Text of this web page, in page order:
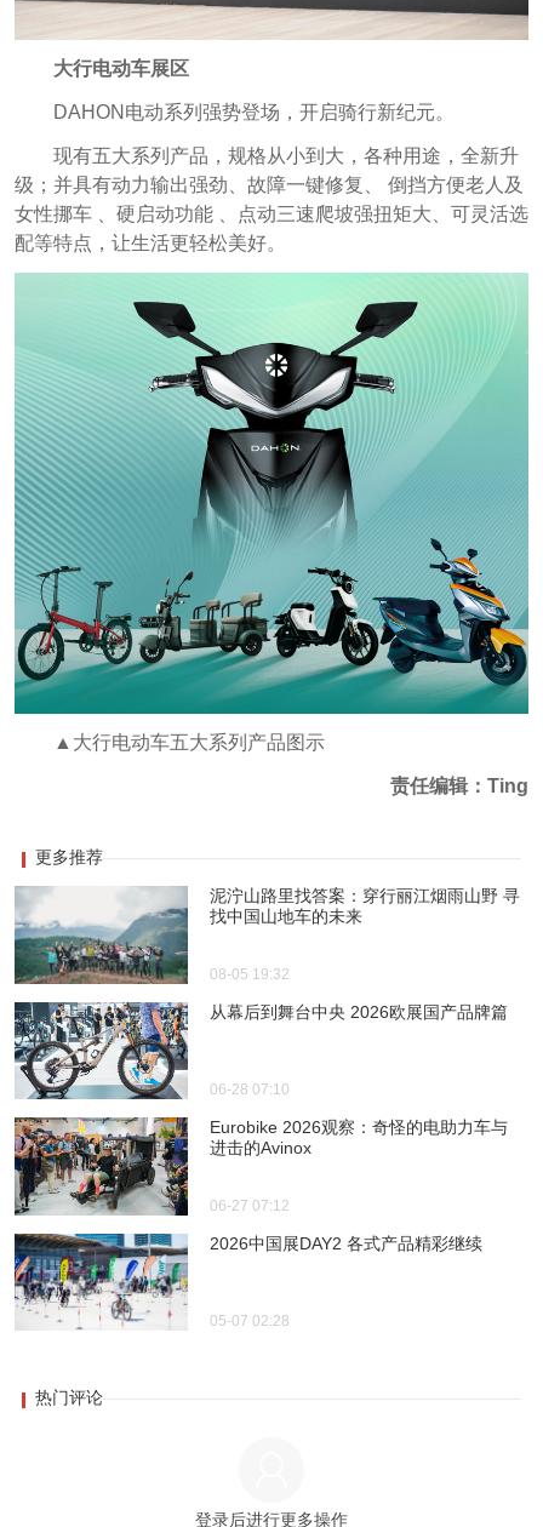
大行电动车展区
DAHON电动系列强势登场，开启骑行新纪元。
现有五大系列产品，规格从小到大，各种用途，全新升
级；并具有动力输出强劲、故障一键修复、 倒挡方便老人及
女性挪车 、硬启动功能 、点动三速爬坡强扭矩大、可灵活选
配等特点，让生活更轻松美好。
▲大行电动车五大系列产品图示
责任编辑：Ting
更多推荐
泥泞山路里找答案：穿行丽江烟雨山野 寻
找中国山地车的未来
08-05 19:32
从幕后到舞台中央 2026欧展国产品牌篇
06-28 07:10
Eurobike 2026观察：奇怪的电助力车与
进击的Avinox
06-27 07:12
2026中国展DAY2 各式产品精彩继续
05-07 02:28
热门评论
登录后进行更多操作